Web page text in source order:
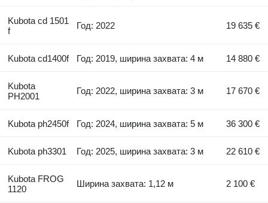
Kubota cd 1501
f
Год: 2022 19 635 €
Kubota cd1400f Год: 2019, ширина захвата: 4 м 14 880 €
Kubota
PH2001
Год: 2022, ширина захвата: 3 м 17 670 €
Kubota ph2450f Год: 2024, ширина захвата: 5 м 36 300 €
Kubota ph3301 Год: 2025, ширина захвата: 3 м 22 610 €
Kubota FROG
1120
Ширина захвата: 1,12 м 2 100 €